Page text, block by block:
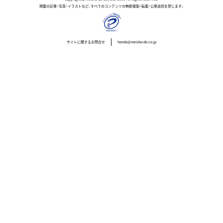
掲載の記事・写真・イラストなど、すべてのコンテンツの無断複製・転載・公衆送信を禁じます。
サイトに関するお問合せ honda@meisho-do.co.jp